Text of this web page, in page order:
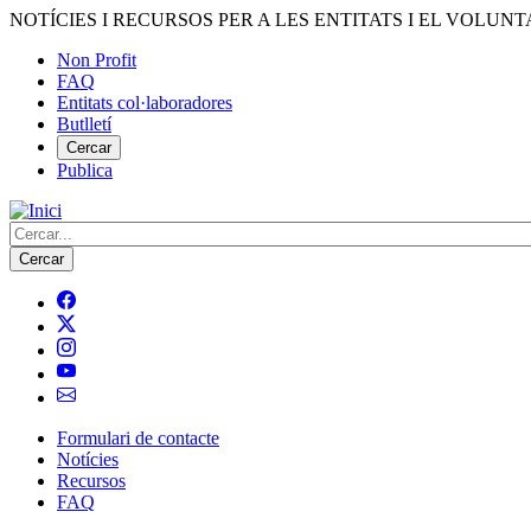
Vés
contingut
NOTÍCIES I RECURSOS PER A LES ENTITATS I EL
Menú
del
compte
d'usuari
Non Profit
FAQ
Entitats col·laboradores
Butlletí
Cercar
Publica
Cerca
Navegació
principal
Formulari de contacte
Notícies
Recursos
FAQ